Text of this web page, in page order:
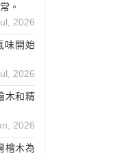
。
2026
味開始
2026
木和精
2026
檜木為